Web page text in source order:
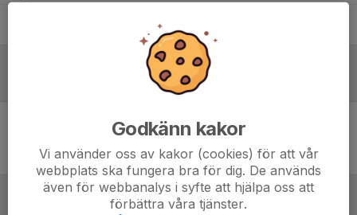
Inget referat skrivet
Godkänn kakor
Vi använder oss av kakor (cookies) för att vår
webbplats ska fungera bra för dig. De används
även för webbanalys i syfte att hjälpa oss att
förbättra våra tjänster.